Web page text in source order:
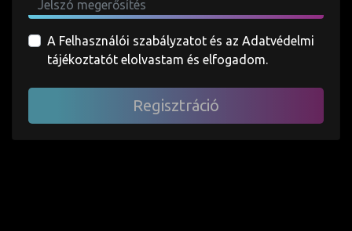
A Felhasználói szabályzatot és az Adatvédelmi
tájékoztatót elolvastam és elfogadom.